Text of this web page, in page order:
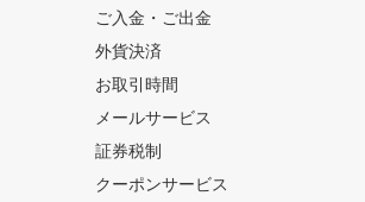
ご入金・ご出金
外貨決済
お取引時間
メールサービス
証券税制
クーポンサービス